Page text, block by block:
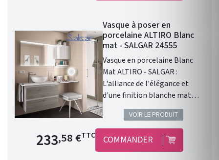
Vasque à poser en
porcelaine ALTIRO Blanc
mat - SALGAR 24555
Vasque en porcelaine Blanc
Mat ALTIRO - SALGAR :
L'alliance de l'élégance et
d'une finition blanche mat
Vasque à poser ALTIRO EN
PORCELAINE BLANCHE MAT D
390 x 140 mm . Une finition en
porcelaine blanche Mat. Sans
trou de perçage pour un
VOIR LE PRODUIT
Prix de base
233,58 €TTC COMMANDER